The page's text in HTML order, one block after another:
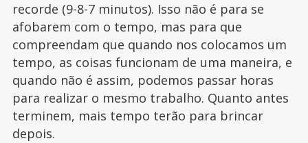
recorde (9-8-7 minutos). Isso não é para se
afobarem com o tempo, mas para que
compreendam que quando nos colocamos um
tempo, as coisas funcionam de uma maneira, e
quando não é assim, podemos passar horas
para realizar o mesmo trabalho. Quanto antes
terminem, mais tempo terão para brincar
depois.